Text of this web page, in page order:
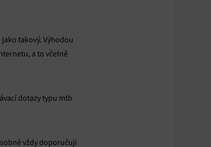
takový. Výhodou
a to včetně
dotazy typu mtb
vždy doporučuji